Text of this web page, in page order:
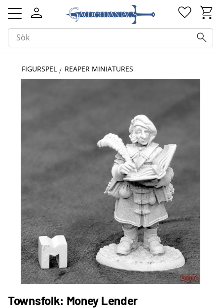
Meny
FIGURSPEL REAPER MINIATURES
Townsfolk: Money Lender